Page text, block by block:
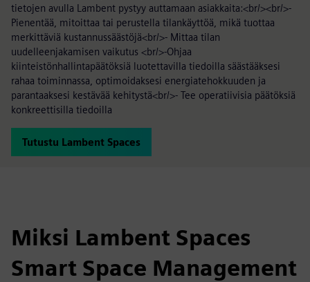
tietojen avulla Lambent pystyy auttamaan asiakkaita:<br/><br/>-
Pienentää, mitoittaa tai perustella tilankäyttöä, mikä tuottaa
merkittäviä kustannussäästöjä<br/>- Mittaa tilan
uudelleenjakamisen vaikutus <br/>-Ohjaa
kiinteistönhallintapäätöksiä luotettavilla tiedoilla säästääksesi
rahaa toiminnassa, optimoidaksesi energiatehokkuuden ja
parantaaksesi kestävää kehitystä<br/>- Tee operatiivisia päätöksiä
konkreettisilla tiedoilla
Tutustu Lambent Spaces
Miksi Lambent Spaces
Smart Space Management